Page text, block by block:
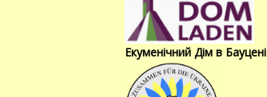
Екуменічний Дім в Бауцені